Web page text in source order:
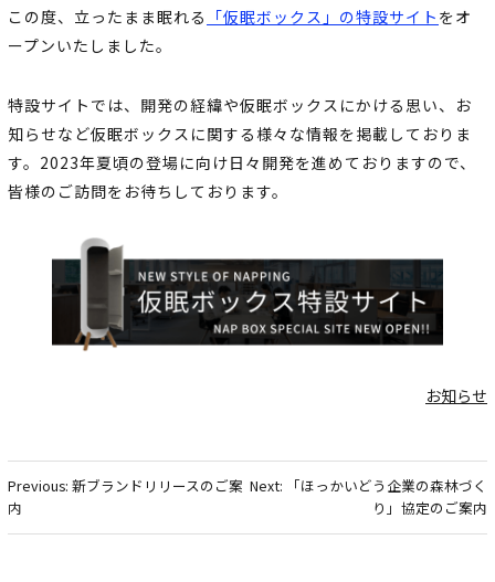
この度、立ったまま眠れる 「仮眠ボックス」の特設サイト をオ
ープンいたしました。
特設サイトでは、開発の経緯や仮眠ボックスにかける思い、お
知らせなど仮眠ボックスに関する様々な情報を掲載しておりま
す。2023年夏頃の登場に向け日々開発を進めておりますので、
皆様のご訪問をお待ちしております。
お知らせ
投
稿
ナ
Previous: 新ブランドリリースのご案
内
Next:
「ほっかいどう企業の森林づく
り」協定のご案内